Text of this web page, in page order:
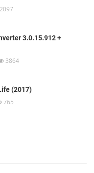
2097
3.0.15.912 +
3864
(2017)
765